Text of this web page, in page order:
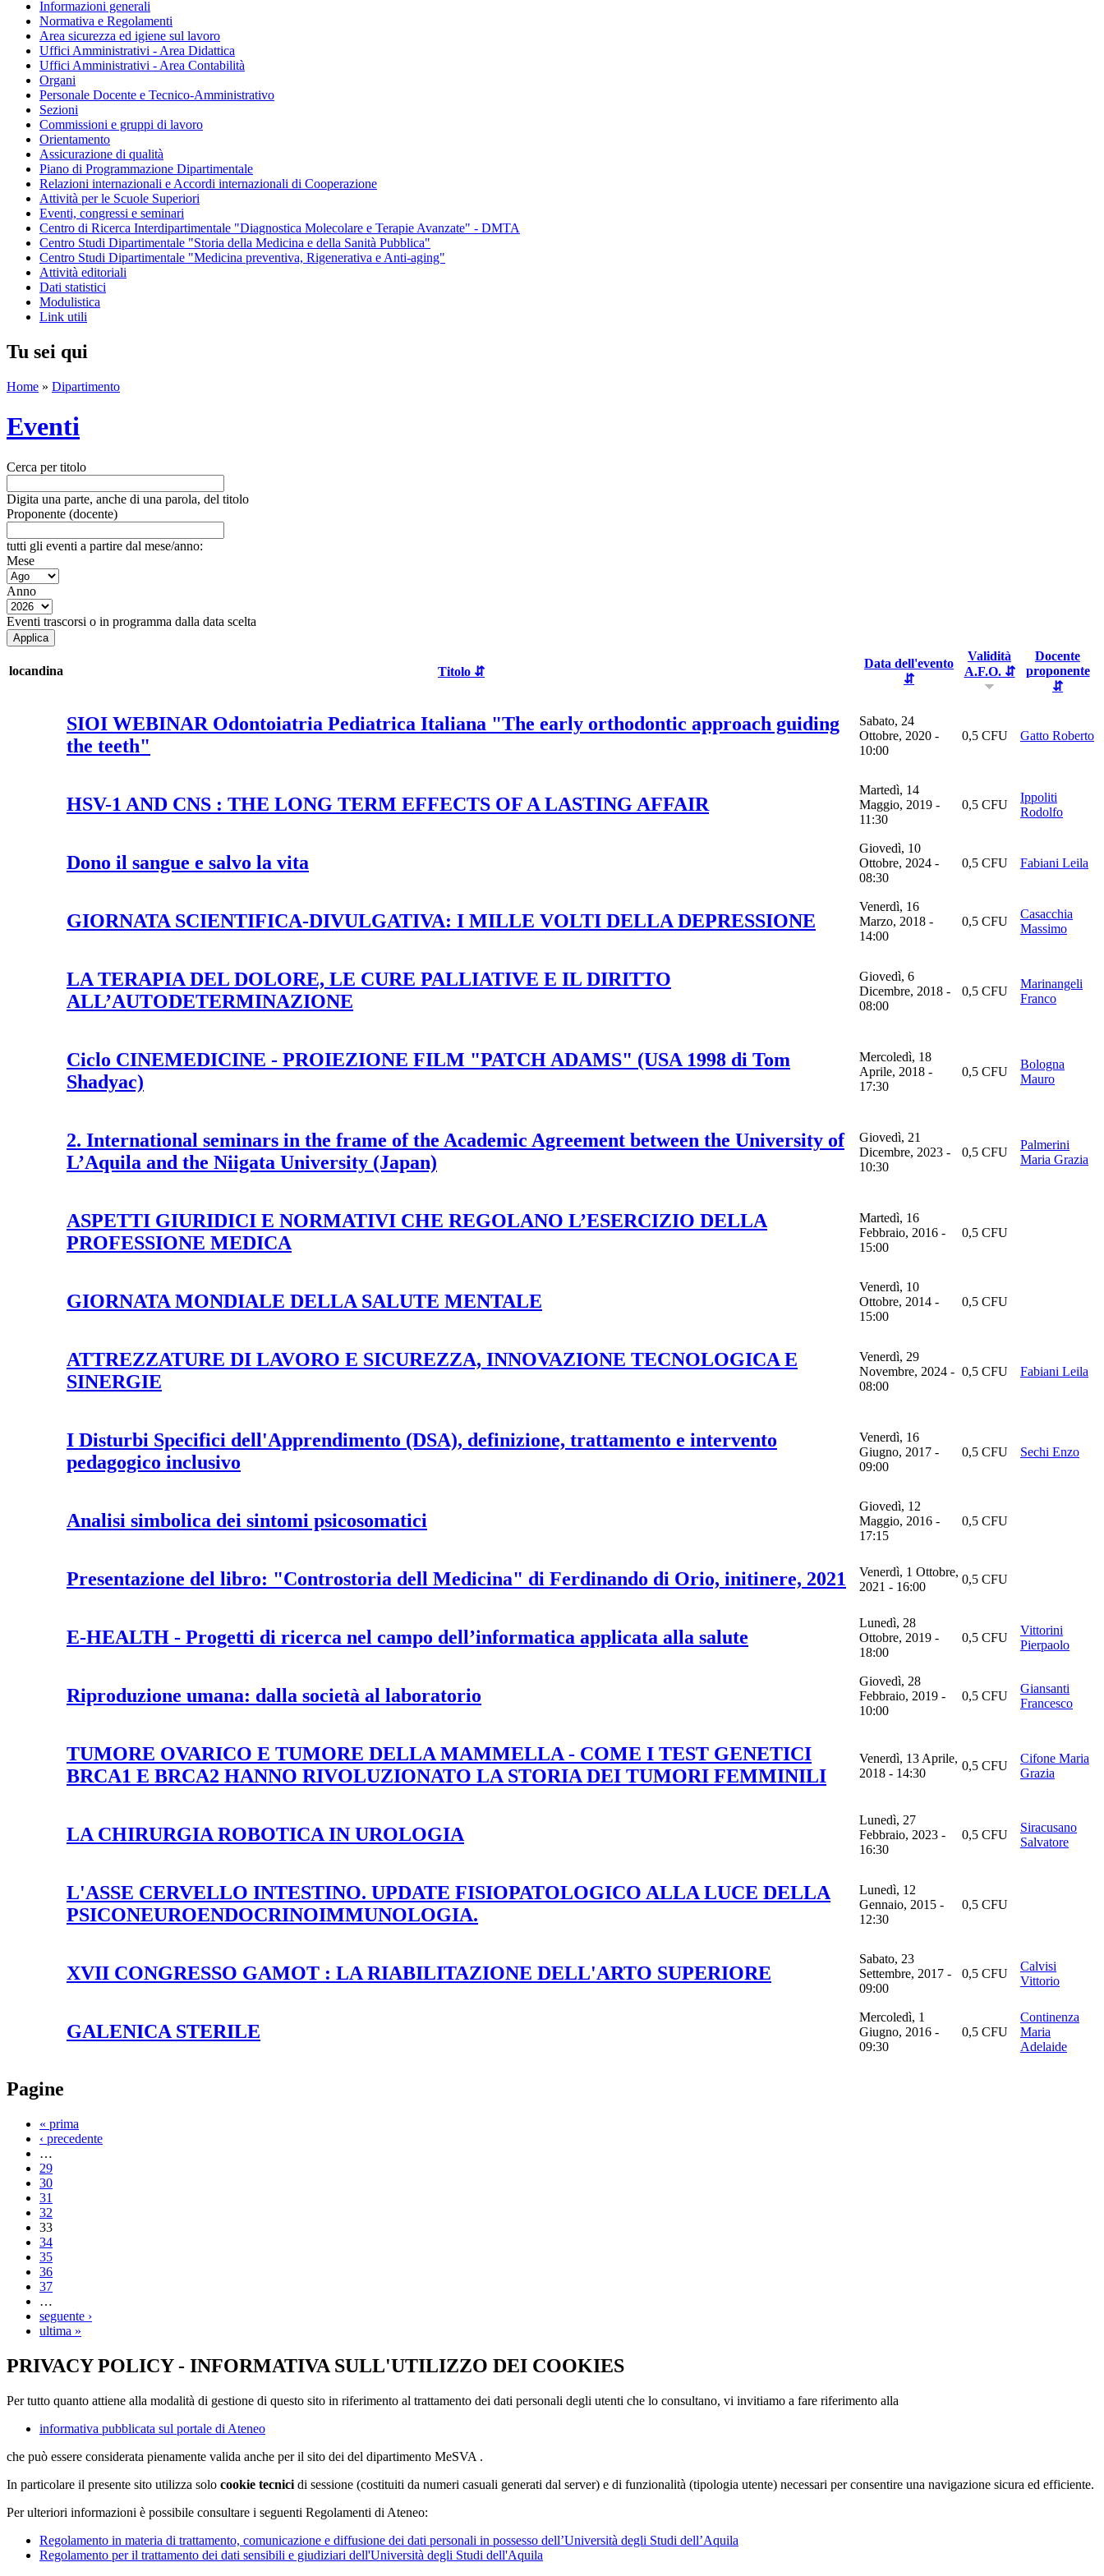
Informazioni generali
Normativa e Regolamenti
Area sicurezza ed igiene sul lavoro
Uffici Amministrativi - Area Didattica
Uffici Amministrativi - Area Contabilità
Organi
Personale Docente e Tecnico-Amministrativo
Sezioni
Commissioni e gruppi di lavoro
Orientamento
Assicurazione di qualità
Piano di Programmazione Dipartimentale
Relazioni internazionali e Accordi internazionali di Cooperazione
Attività per le Scuole Superiori
Eventi, congressi e seminari
Centro di Ricerca Interdipartimentale "Diagnostica Molecolare e Terapie Avanzate" - DMTA
Centro Studi Dipartimentale "Storia della Medicina e della Sanità Pubblica"
Centro Studi Dipartimentale "Medicina preventiva, Rigenerativa e Anti-aging"
Attività editoriali
Dati statistici
Modulistica
Link utili
Tu sei qui
Home » Dipartimento
Eventi
Cerca per titolo
Digita una parte, anche di una parola, del titolo
Proponente (docente)
tutti gli eventi a partire dal mese/anno:
Mese
Anno
Eventi trascorsi o in programma dalla data scelta
locandina Titolo ⇵
Data dell'evento
⇵
Validità
A.F.O. ⇵
Docente
proponente
⇵
SIOI WEBINAR Odontoiatria Pediatrica Italiana "The early orthodontic approach guiding
the teeth"
Sabato, 24
Ottobre, 2020 -
10:00
0,5 CFU Gatto Roberto
HSV-1 AND CNS : THE LONG TERM EFFECTS OF A LASTING AFFAIR
Martedì, 14
Maggio, 2019 -
11:30
0,5 CFU
Ippoliti
Rodolfo
Dono il sangue e salvo la vita
Giovedì, 10
Ottobre, 2024 -
08:30
0,5 CFU Fabiani Leila
GIORNATA SCIENTIFICA-DIVULGATIVA: I MILLE VOLTI DELLA DEPRESSIONE
Venerdì, 16
Marzo, 2018 -
14:00
0,5 CFU
Casacchia
Massimo
LA TERAPIA DEL DOLORE, LE CURE PALLIATIVE E IL DIRITTO
ALL’AUTODETERMINAZIONE
Giovedì, 6
Dicembre, 2018 -
08:00
0,5 CFU
Marinangeli
Franco
Ciclo CINEMEDICINE - PROIEZIONE FILM "PATCH ADAMS" (USA 1998 di Tom
Shadyac)
Mercoledì, 18
Aprile, 2018 -
17:30
0,5 CFU
Bologna
Mauro
2. International seminars in the frame of the Academic Agreement between the University of
L’Aquila and the Niigata University (Japan)
Giovedì, 21
Dicembre, 2023 -
10:30
0,5 CFU
Palmerini
Maria Grazia
ASPETTI GIURIDICI E NORMATIVI CHE REGOLANO L’ESERCIZIO DELLA
PROFESSIONE MEDICA
Martedì, 16
Febbraio, 2016 -
15:00
0,5 CFU
GIORNATA MONDIALE DELLA SALUTE MENTALE
Venerdì, 10
Ottobre, 2014 -
15:00
0,5 CFU
ATTREZZATURE DI LAVORO E SICUREZZA, INNOVAZIONE TECNOLOGICA E
SINERGIE
Venerdì, 29
Novembre, 2024 -
08:00
0,5 CFU Fabiani Leila
I Disturbi Specifici dell'Apprendimento (DSA), definizione, trattamento e intervento
pedagogico inclusivo
Venerdì, 16
Giugno, 2017 -
09:00
0,5 CFU Sechi Enzo
Analisi simbolica dei sintomi psicosomatici
Giovedì, 12
Maggio, 2016 -
17:15
0,5 CFU
Presentazione del libro: "Controstoria dell Medicina" di Ferdinando di Orio, initinere, 2021
Venerdì, 1 Ottobre,
2021 - 16:00
0,5 CFU
E-HEALTH - Progetti di ricerca nel campo dell’informatica applicata alla salute
Lunedì, 28
Ottobre, 2019 -
18:00
0,5 CFU
Vittorini
Pierpaolo
Riproduzione umana: dalla società al laboratorio
Giovedì, 28
Febbraio, 2019 -
10:00
0,5 CFU
Giansanti
Francesco
TUMORE OVARICO E TUMORE DELLA MAMMELLA - COME I TEST GENETICI
BRCA1 E BRCA2 HANNO RIVOLUZIONATO LA STORIA DEI TUMORI FEMMINILI
Venerdì, 13 Aprile,
2018 - 14:30
0,5 CFU
Cifone Maria
Grazia
LA CHIRURGIA ROBOTICA IN UROLOGIA
Lunedì, 27
Febbraio, 2023 -
16:30
0,5 CFU
Siracusano
Salvatore
L'ASSE CERVELLO INTESTINO. UPDATE FISIOPATOLOGICO ALLA LUCE DELLA
PSICONEUROENDOCRINOIMMUNOLOGIA.
Lunedì, 12
Gennaio, 2015 -
12:30
0,5 CFU
XVII CONGRESSO GAMOT : LA RIABILITAZIONE DELL'ARTO SUPERIORE
Sabato, 23
Settembre, 2017 -
09:00
0,5 CFU
Calvisi
Vittorio
GALENICA STERILE
Mercoledì, 1
Giugno, 2016 -
09:30
0,5 CFU
Continenza
Maria
Adelaide
Pagine
« prima
‹ precedente
…
29
30
31
32
33
34
35
36
37
…
seguente ›
ultima »
PRIVACY POLICY - INFORMATIVA SULL'UTILIZZO DEI COOKIES
Per tutto quanto attiene alla modalità di gestione di questo sito in riferimento al trattamento dei dati personali degli utenti che lo consultano, vi invitiamo a fare riferimento alla
informativa pubblicata sul portale di Ateneo
che può essere considerata pienamente valida anche per il sito dei del dipartimento MeSVA .
In particolare il presente sito utilizza solo cookie tecnici di sessione (costituiti da numeri casuali generati dal server) e di funzionalità (tipologia utente) necessari per consentire una navigazione sicura ed efficiente.
Per ulteriori informazioni è possibile consultare i seguenti Regolamenti di Ateneo:
Regolamento in materia di trattamento, comunicazione e diffusione dei dati personali in possesso dell’Università degli Studi dell’Aquila
Regolamento per il trattamento dei dati sensibili e giudiziari dell'Università degli Studi dell'Aquila